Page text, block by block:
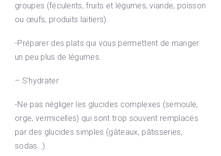
groupes (féculents, fruits et légumes, viande, poisson
ou œufs, produits laitiers).
-Préparer des plats qui vous permettent de manger
un peu plus de légumes.
– S’hydrater
-Ne pas négliger les glucides complexes (semoule,
orge, vermicelles) qui sont trop souvent remplacés
par des glucides simples (gâteaux, pâtisseries,
sodas…).